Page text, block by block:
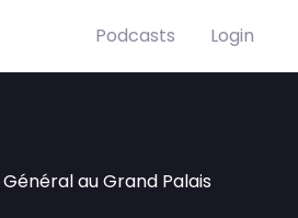
Podcasts Login
au Grand Palais